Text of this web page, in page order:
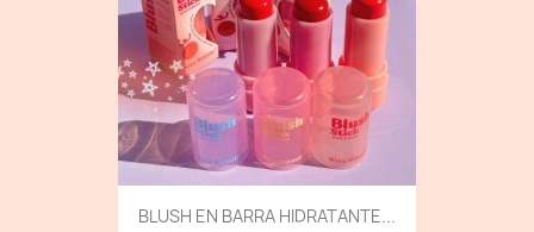
BLUSH EN BARRA HIDRATANTE...